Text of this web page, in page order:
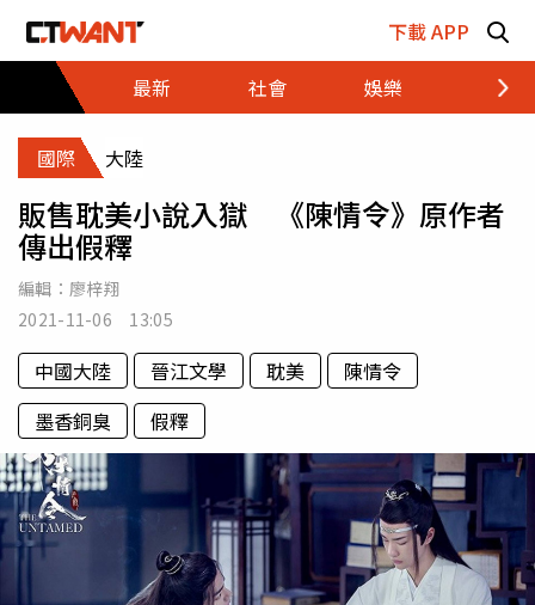
下載 APP
最新
社會 娛樂 財經
國際 大陸
販售耽美小說入獄 《陳情令》原作者
傳出假釋
編輯： 廖梓翔
2021-11-06 13:05
中國大陸 晉江文學 耽美
陳情令
墨香銅臭
假釋